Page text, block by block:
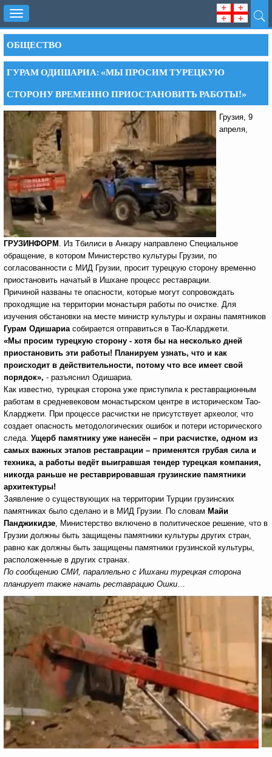
Toggle
navigation
ОБЩЕСТВО
ГУРАМ ОДИШАРИА: «МЫ ПРОСИМ ТУРЕЦКУЮ
СТОРОНУ ВРЕМЕННО ПРИОСТАНОВИТЬ РАБОТЫ!»
Грузия, 9
апреля,
ГРУЗИНФОРМ . Из Тбилиси в Анкару направлено Специальное
обращение, в котором Министерство культуры Грузии, по
согласованности с МИД Грузии, просит турецкую сторону временно
приостановить начатый в Ишхане процесс реставрации.
Причиной названы те опасности, которые могут сопровождать
проходящие на территории монастыря работы по очистке. Для
изучения обстановки на месте министр культуры и охраны памятников
Гурам Одишариасобирается отправиться в Тао-Кларджети.
«Мы просим турецкую сторону - хотя бы на несколько дней
приостановить эти работы! Планируем узнать, что и как
происходит в действительности, потому что все имеет свой
порядок», - разъяснил Одишариа.
Как известно, турецкая сторона уже приступила к реставрационным
работам в средневековом монастырском центре в историческом Тао-
Кларджети. При процессе расчистки не присутствует археолог, что
создает опасность методологических ошибок и потери исторического
следа. Ущерб памятнику уже нанесён – при расчистке, одном из
самых важных этапов реставрации – применятся грубая сила и
техника, а работы ведёт выигравшая тендер турецкая компания,
никогда раньше не реставрировавшая грузинские памятники
архитектуры!
Заявление о существующих на территории Турции грузинских
памятниках было сделано и в МИД Грузии. По словам Майи
Панджикидзе, Министерство включено в политическое решение, что в
Грузии должны быть защищены памятники культуры других стран,
равно как должны быть защищены памятники грузинской культуры,
расположенные в других странах.
По сообщению СМИ, параллельно с Ишхани турецкая сторона
планирует также начать реставрацию Ошки…